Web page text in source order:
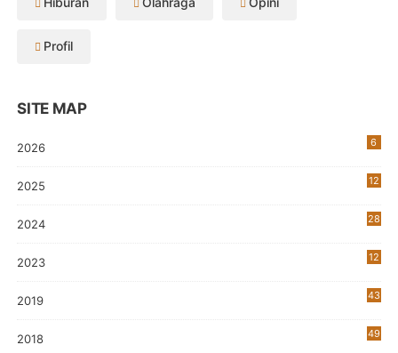
Profil
SITE MAP
2026 6
2025 12
2024 28
2023
12
2019
43
2018 49